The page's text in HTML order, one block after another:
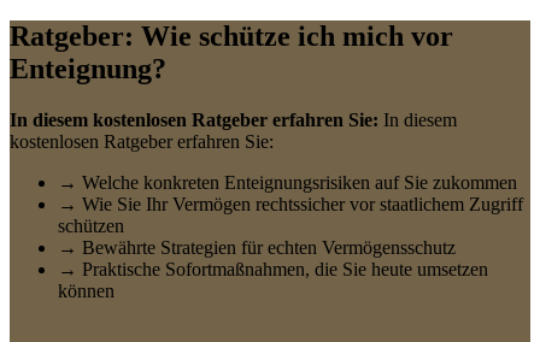
Ratgeber: Wie schütze ich mich vor
Enteignung?
In diesem kostenlosen Ratgeber erfahren Sie: In diesem
kostenlosen Ratgeber erfahren Sie:
→ Welche konkreten Enteignungsrisiken auf Sie zukommen
→ Wie Sie Ihr Vermögen rechtssicher vor staatlichem Zugriff
schützen
→ Bewährte Strategien für echten Vermögensschutz
→ Praktische Sofortmaßnahmen, die Sie heute umsetzen
können